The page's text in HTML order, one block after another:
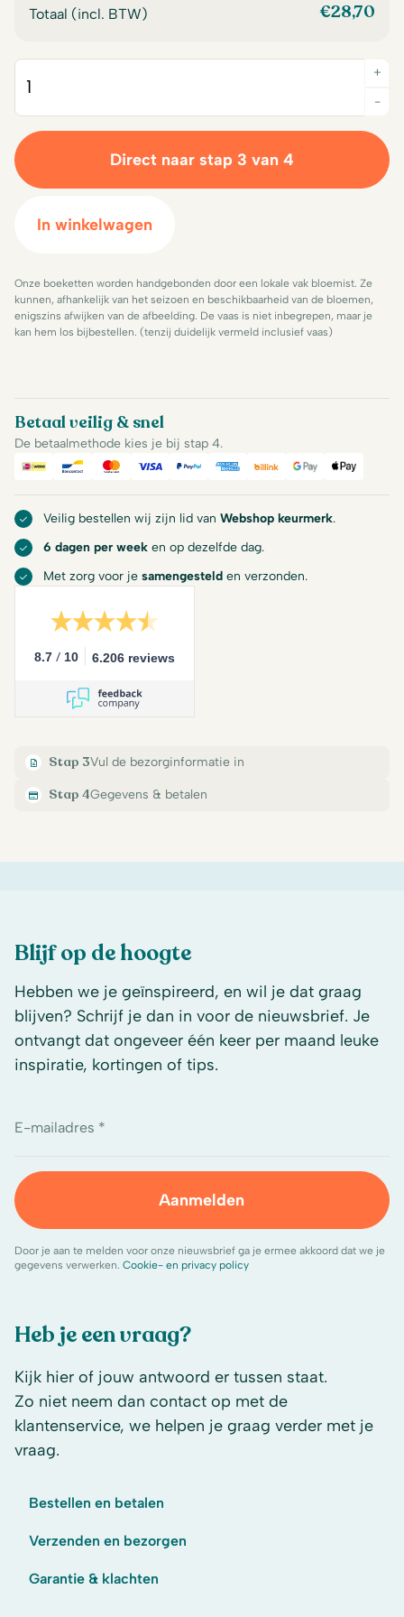
Totaal (incl. BTW) €28,70
-
+
Direct naar stap 3 van 4
In winkelwagen
Onze boeketten worden handgebonden door een lokale vak bloemist. Ze
kunnen, afhankelijk van het seizoen en beschikbaarheid van de bloemen,
enigszins afwijken van de afbeelding. De vaas is niet inbegrepen, maar je
kan hem los bijbestellen. (tenzij duidelijk vermeld inclusief vaas)
Betaal veilig & snel
De betaalmethode kies je bij stap 4.
iDeal Bancontact
Mastercard
Visa PayPalAmerican Express
BillinkGoogle Pay
Apple
Veilig bestellen wij zijn lid van Webshop keurmerk.
6 dagen per week en op dezelfde dag.
Met zorg voor je samengesteld en verzonden.
8.7 / 10 6.206 reviews
Stap 3Vul de bezorginformatie in
Stap 4Gegevens & betalen
Heb je een vraag?
Kijk hier of jouw antwoord er tussen staat.
Zo niet neem dan contact op met de
klantenservice, we helpen je graag verder met je
vraag.
Bestellen en betalen
Verzenden en bezorgen
Garantie & klachten
Blijf op de hoogte
Hebben we je geïnspireerd, en wil je dat graag
blijven? Schrijf je dan in voor de nieuwsbrief. Je
ontvangt dat ongeveer één keer per maand leuke
inspiratie, kortingen of tips.
E-mailadres *
Aanmelden
Door je aan te melden voor onze nieuwsbrief ga je ermee akkoord dat we je
gegevens verwerken. Cookie- en privacy policy